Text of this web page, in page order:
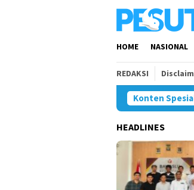
HOME NASIONAL
REDAKSI
Konten
HEADLINES